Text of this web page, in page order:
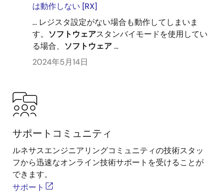
は動作しない [RX]
... レジスタ設定がない場合も動作してしまいま
す。 ソフトウェアスタンバイモードを使用してい
る場合、 ソフトウェア...
2024年5月14日
サポートコミュニティ
ルネサスエンジニアリングコミュニティの技術スタッ
フから迅速なオンライン技術サポートを受けることが
できます。
サポート